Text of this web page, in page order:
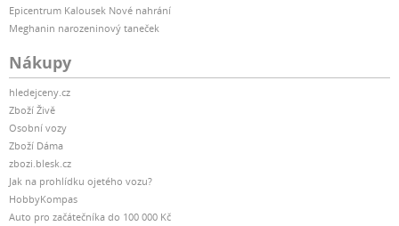
Epicentrum Kalousek Nové nahrání
Meghanin narozeninový taneček
Nákupy
hledejceny.cz
Zboží Živě
Osobní vozy
Zboží Dáma
zbozi.blesk.cz
Jak na prohlídku ojetého vozu?
HobbyKompas
Auto pro začátečníka do 100 000 Kč